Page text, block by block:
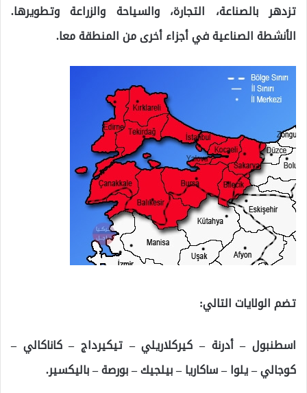
تزدهر بالصناعة، التجارة، والسياحة والزراعة وتطويرها.
الأنشطة الصناعية في أجزاء أخرى من المنطقة معا.
تضم الولايات التالي:
اسطنبول – أدرنة – كيركلاريلي – تيكيرداج – كاناكالي –
كوجالي – يلوا – ساكاريا – بيلجيك – بورصة – باليكسير.